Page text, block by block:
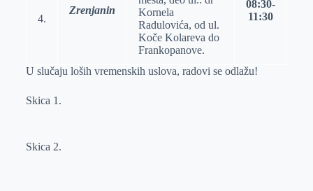
4.
Zrenjanin
Kornela
Radulovića, od ul.
Koče Kolareva do
Frankopanove.
08:30-
11:30
U slučaju loših vremenskih uslova, radovi se odlažu!
Skica 1.
Skica 2.